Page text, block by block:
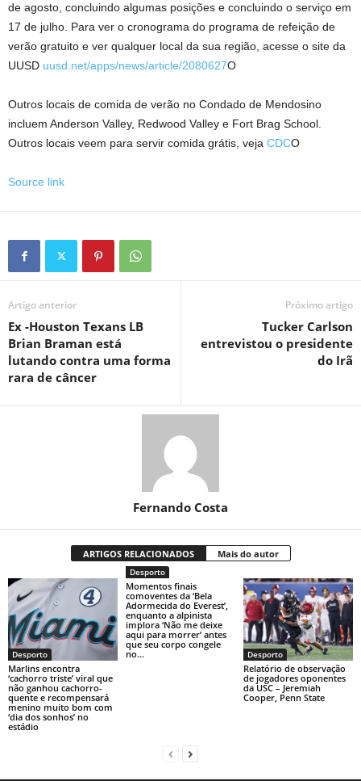
de agosto, concluindo algumas posições e concluindo o serviço em
17 de julho. Para ver o cronograma do programa de refeição de
verão gratuito e ver qualquer local da sua região, acesse o site da
UUSD uusd.net/apps/news/article/2080627O
Outros locais de comida de verão no Condado de Mendosino
incluem Anderson Valley, Redwood Valley e Fort Brag School.
Outros locais veem para servir comida grátis, veja CDCO
Source link
Artigo anterior
Ex -Houston Texans LB
Brian Braman está
lutando contra uma forma
rara de câncer
Próximo artigo
Tucker Carlson
entrevistou o presidente
do Irã
Fernando Costa
ARTIGOS RELACIONADOS Mais do autor
Desporto
Marlins encontra
‘cachorro triste’ viral que
não ganhou cachorro-
quente e recompensará
menino muito bom com
‘dia dos sonhos’ no
estádio
Desporto
Momentos finais
comoventes da ‘Bela
Adormecida do Everest’,
enquanto a alpinista
implora ‘Não me deixe
aqui para morrer’ antes
que seu corpo congele
no...
Desporto
Relatório de observação
de jogadores oponentes
da USC – Jeremiah
Cooper, Penn State